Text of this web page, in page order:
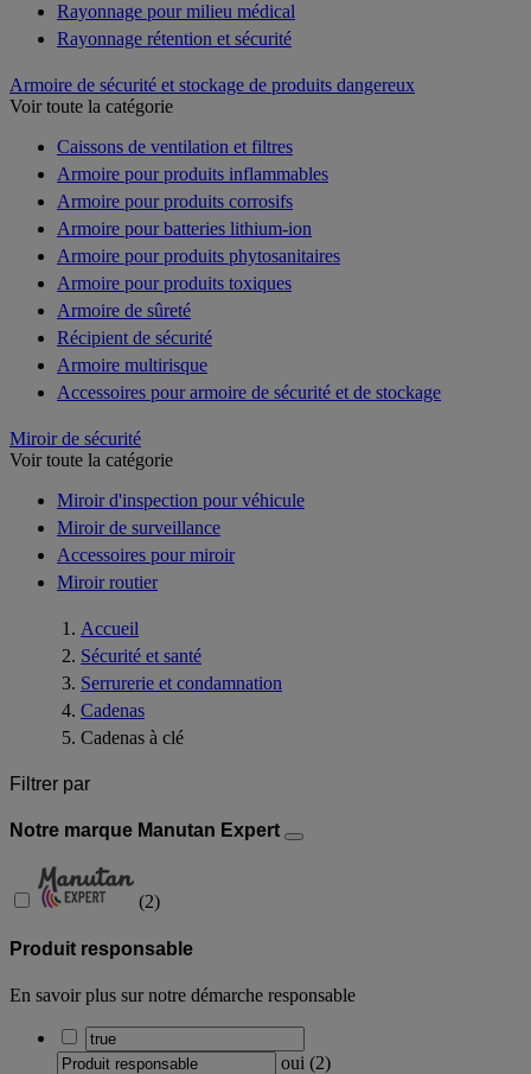
Rayonnage pour milieu médical
Rayonnage rétention et sécurité
Armoire de sécurité et stockage de produits dangereux
Voir toute la catégorie
Caissons de ventilation et filtres
Armoire pour produits inflammables
Armoire pour produits corrosifs
Armoire pour batteries lithium-ion
Armoire pour produits phytosanitaires
Armoire pour produits toxiques
Armoire de sûreté
Récipient de sécurité
Armoire multirisque
Accessoires pour armoire de sécurité et de stockage
Miroir de sécurité
Voir toute la catégorie
Miroir d'inspection pour véhicule
Miroir de surveillance
Accessoires pour miroir
Miroir routier
Accueil
Sécurité et santé
Serrurerie et condamnation
Cadenas
Cadenas à clé
Filtrer par
Notre marque Manutan Expert
(2)
Produit responsable
En savoir plus sur notre démarche responsable
oui (2)